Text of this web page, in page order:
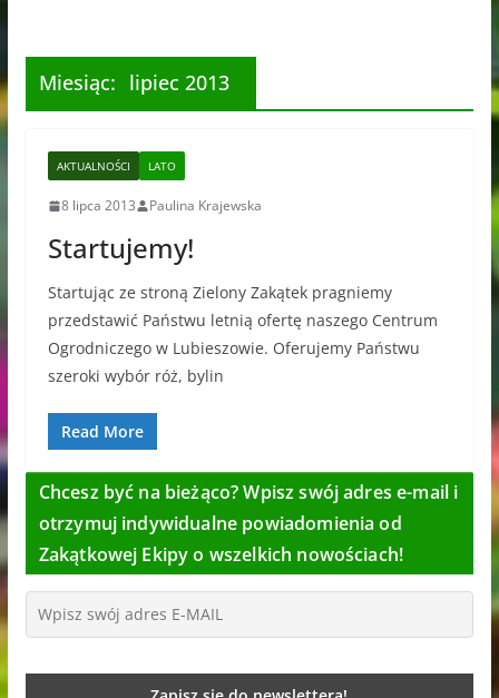
Miesiąc: lipiec 2013
AKTUALNOŚCI LATO
8 lipca 2013 Paulina Krajewska
Startujemy!
Startując ze stroną Zielony Zakątek pragniemy
przedstawić Państwu letnią ofertę naszego Centrum
Ogrodniczego w Lubieszowie. Oferujemy Państwu
szeroki wybór róż, bylin
Read More
Chcesz być na bieżąco? Wpisz swój adres e-mail i
otrzymuj indywidualne powiadomienia od
Zakątkowej Ekipy o wszelkich nowościach!